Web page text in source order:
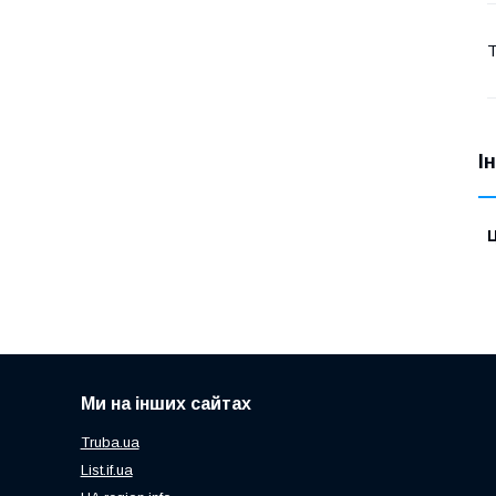
Ми на інших сайтах
Truba.ua
List.if.ua